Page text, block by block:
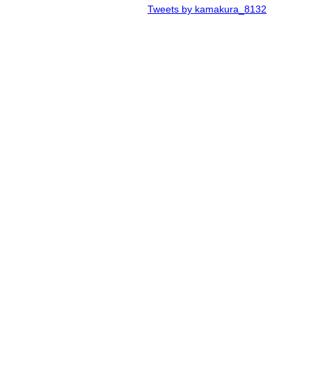
Tweets by kamakura_8132